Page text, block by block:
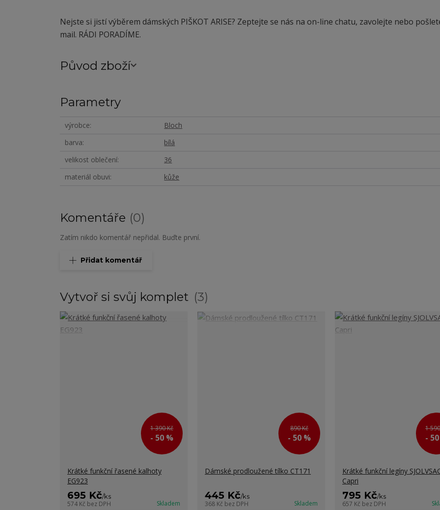
Nejste si jistí výběrem dámských PIŠKOT ARISE? Zeptejte se nás na on-line chatu, zavolejte nebo
mail. RÁDI PORADÍME.
Původ zboží
Parametry
výrobce
Bloch
barva
bílá
velikost oblečení
36
materiál obuvi
kůže
Komentáře 0
Zatím nikdo komentář nepřidal. Buďte první.
Přidat komentář
Vytvoř si svůj komplet 3
1 390 Kč
- 50 %
Krátké funkční řasené kalhoty
EG923
695 Kč/ks
574 Kč bez DPH Skladem
890 Kč
- 50 %
Dámské prodloužené tílko CT171
445 Kč/ks
368 Kč bez DPH Skladem
1
-
Krátké funkční legíny
Capri
795 Kč/ks
657 Kč bez DPH